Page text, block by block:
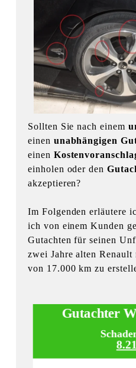
Sollten Sie nach einem
einen unabhängigen
einen
einholen oder den
akzeptieren?
Im Folgenden erläutere
ich von einem Kunden
Gutachten für seinen
zwei Jahre alten
von 17.000 km zu
Gutachter